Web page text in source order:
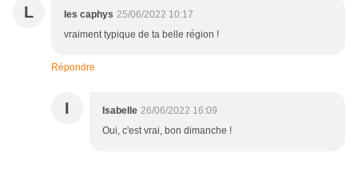
L les caphys 25/06/2022 10:17
vraiment typique de ta belle région !
Répondre
I Isabelle 26/06/2022 16:09
Oui, c'est vrai, bon dimanche !